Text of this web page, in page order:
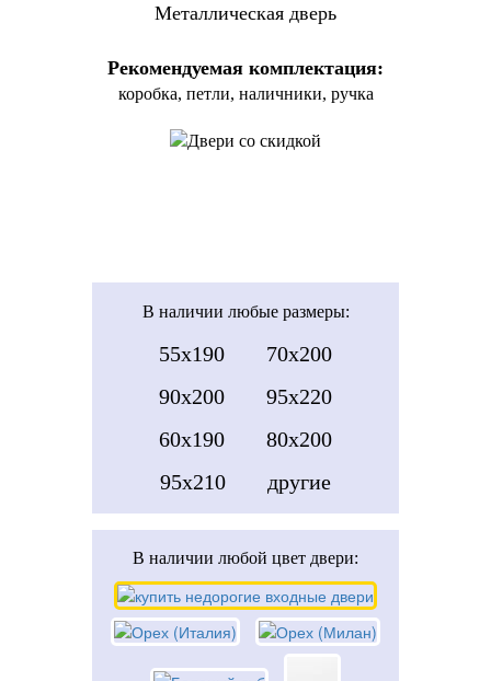
Металлическая дверь
Рекомендуемая комплектация:
коробка, петли, наличники, ручка
В наличии любые размеры:
55x190
70x200
90x200
95x220
60x190
80x200
95x210
другие
В наличии любой цвет двери: